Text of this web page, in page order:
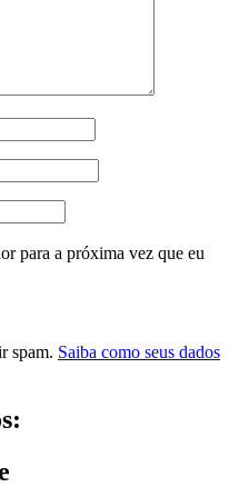
para a próxima vez que eu
spam. Saiba como seus dados